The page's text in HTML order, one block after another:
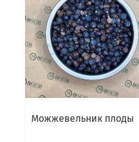
Можжевельник плоды